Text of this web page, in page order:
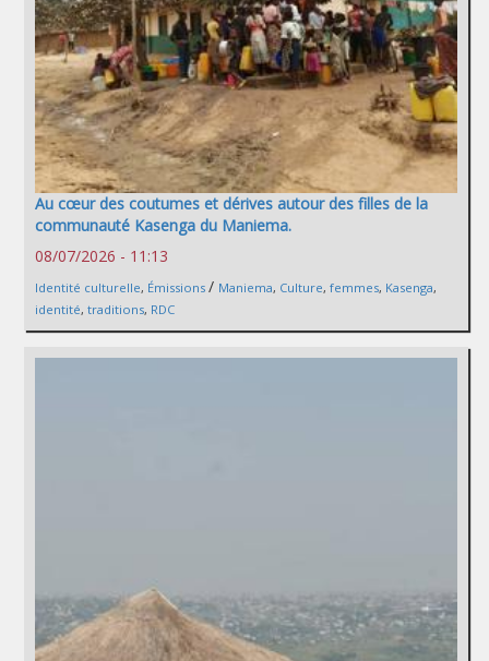
Au cœur des coutumes et dérives autour des filles de la
communauté Kasenga du Maniema.
08/07/2026 - 11:13
Identité culturelle, Émissions / Maniema, Culture, femmes, Kasenga,
identité, traditions, RDC